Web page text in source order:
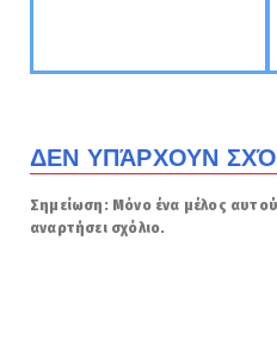
ΔΕΝ ΥΠΆΡΧΟΥΝ
Σημείωση: Μόνο ένα μέλος
αναρτήσει σχόλιο.